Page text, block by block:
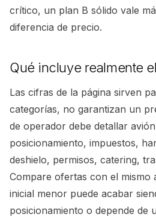
crítico, un plan B sólido vale
diferencia de precio.
Qué incluye realmente
Las cifras de la página sirven
categorías, no garantizan un
de operador debe detallar
posicionamiento, impuestos,
deshielo, permisos, catering,
Compare ofertas con el mismo
inicial menor puede acabar
posicionamiento o depende de